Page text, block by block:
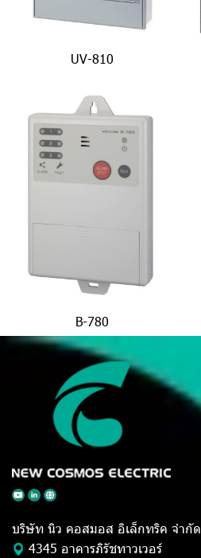
UV-810
B-780
บริษัท นิว คอสมอส อิเล็กทริค จำกัด
4345 อาคารภิรัชทาวเวอร์